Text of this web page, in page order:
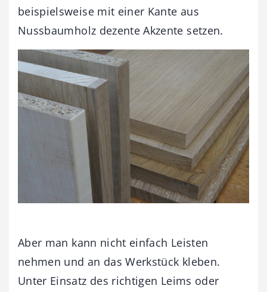
beispielsweise mit einer Kante aus
Nussbaumholz dezente Akzente setzen.
Aber man kann nicht einfach Leisten
nehmen und an das Werkstück kleben.
Unter Einsatz des richtigen Leims oder